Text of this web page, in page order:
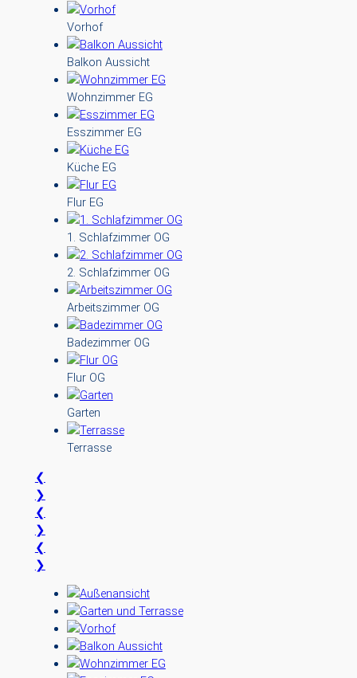
Vorhof
Balkon Aussicht
Wohnzimmer EG
Esszimmer EG
Küche EG
Flur EG
1. Schlafzimmer OG
2. Schlafzimmer OG
Arbeitszimmer OG
Badezimmer OG
Flur OG
Garten
Terrasse
❮
❯
❮
❯
❮
❯